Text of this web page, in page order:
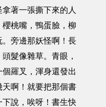
著一張撕下來的人
桃嘴，鴨蛋臉，柳
。旁邊那妖怪啊！長
髮像雜草。青眼，
羅叉，渾身還發出
啊！就要把那個書
說，唉呀！書生快